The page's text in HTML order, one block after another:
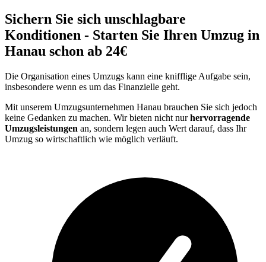
Sichern Sie sich unschlagbare
Konditionen - Starten Sie Ihren Umzug in
Hanau schon ab 24€
Die Organisation eines Umzugs kann eine knifflige Aufgabe sein,
insbesondere wenn es um das Finanzielle geht.
Mit unserem Umzugsunternehmen Hanau brauchen Sie sich jedoch
keine Gedanken zu machen. Wir bieten nicht nurhervorragende
Umzugsleistungen an, sondern legen auch Wert darauf, dass Ihr
Umzug so wirtschaftlich wie möglich verläuft.